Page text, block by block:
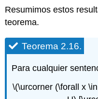
Resumimos estos
teorema.
Teorema 2.16.
Para cualquier
\(\urcorner (\forall x